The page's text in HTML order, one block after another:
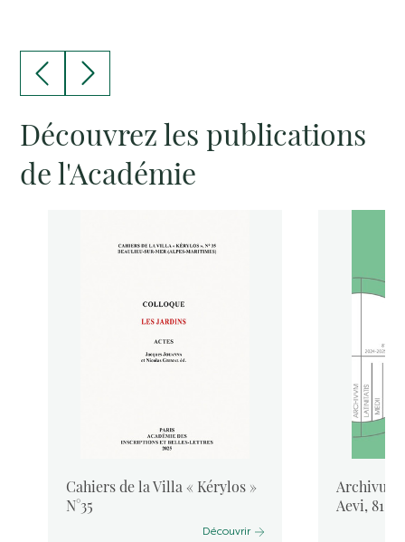
Découvrez les publications
de l'Académie
Cahiers de la Villa « Kérylos »
N°35
Découvrir
Aevi, 81,